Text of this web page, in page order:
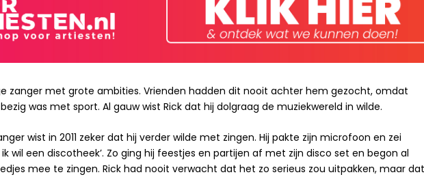
zanger met grote ambities. Vrienden hadden dit nooit achter hem gezocht, omdat
was met sport. Al gauw wist Rick dat hij dolgraag de muziekwereld in wilde.
wist in 2011 zeker dat hij verder wilde met zingen. Hij pakte zijn microfoon en zei
ik wil een discotheek’. Zo ging hij feestjes en partijen af met zijn disco set en begon al
mee te zingen. Rick had nooit verwacht dat het zo serieus zou uitpakken, maar